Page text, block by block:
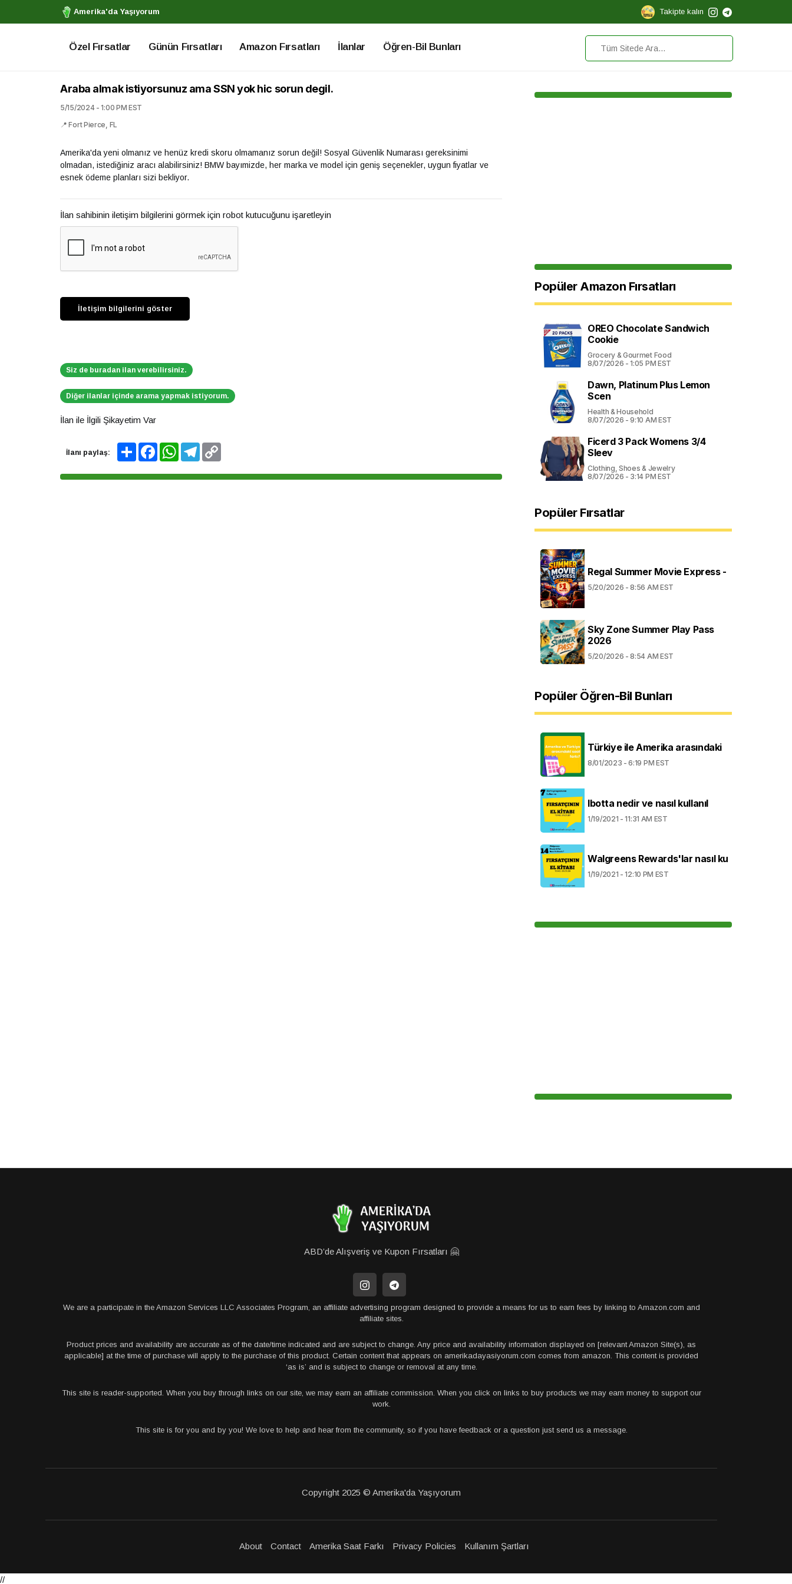
Amerika'da Yaşıyorum Takipte kalın
Özel Fırsatlar Günün Fırsatları Amazon Fırsatları İlanlar Öğren-Bil Bunları
Araba almak istiyorsunuz ama SSN yok hic sorun degil.
5/15/2024 - 1:00 PM EST
📍 Fort Pierce, FL
Amerika'da yeni olmanız ve henüz kredi skoru olmamanız sorun değil! Sosyal Güvenlik Numarası gereksinimi
olmadan, istediğiniz aracı alabilirsiniz! BMW bayımizde, her marka ve model için geniş seçenekler, uygun fiyatlar ve
esnek ödeme planları sizi bekliyor.
İlan sahibinin iletişim bilgilerini görmek için robot kutucuğunu işaretleyin
Siz de buradan ilan verebilirsiniz.
Diğer ilanlar içinde arama yapmak istiyorum.
İlan ile İlgili Şikayetim Var
İlanı paylaş:
Share FacebookWhatsApp
Telegram
Popüler Amazon Fırsatları
OREO Chocolate Sandwich
Cookie
Grocery & Gourmet Food
8/07/2026 - 1:05 PM EST
Dawn, Platinum Plus Lemon
Scen
Health & Household
8/07/2026 - 9:10 AM EST
Ficerd 3 Pack Womens 3/4
Sleev
Clothing, Shoes & Jewelry
8/07/2026 - 3:14 PM EST
Popüler Fırsatlar
Regal Summer Movie Express -
5/20/2026 - 8:56 AM EST
Sky Zone Summer Play Pass
2026
5/20/2026 - 8:54 AM EST
Popüler Öğren-Bil Bunları
Türkiye ile Amerika arasındaki
8/01/2023 - 6:19 PM EST
Ibotta nedir ve nasıl kullanıl
1/19/2021 - 11:31 AM EST
Walgreens Rewards'lar nasıl ku
1/19/2021 - 12:10 PM EST
ABD’de Alışveriş ve Kupon Fırsatları 🤗
We are a participate in the Amazon Services LLC Associates Program, an affiliate advertising program designed to provide a means for us to earn fees by linking to Amazon.com and
affiliate sites.
Product prices and availability are accurate as of the date/time indicated and are subject to change. Any price and availability information displayed on [relevant Amazon Site(s), as
applicable] at the time of purchase will apply to the purchase of this product. Certain content that appears on amerikadayasiyorum.com comes from amazon. This content is provided
‘as is’ and is subject to change or removal at any time.
This site is reader-supported. When you buy through links on our site, we may earn an affiliate commission. When you click on links to buy products we may earn money to support our
work.
This site is for you and by you! We love to help and hear from the community, so if you have feedback or a question just send us a message.
Copyright 2025 © Amerika'da Yaşıyorum
About Contact Amerika Saat Farkı Privacy Policies Kullanım Şartları
//